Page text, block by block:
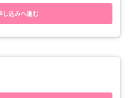
きましたら、詳細についてご連絡
護介護部 阿保
日9:00～16:00）
と「津軽保健看護学生担当」アカ
お友達登録して連絡・お問合せいた
りましたら、できる限り調整致し
ださい。
）
始時間14:00）
し込みへ進む